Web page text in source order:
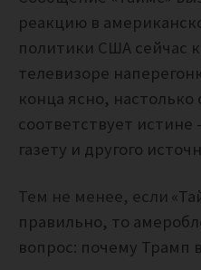
реакцию в
политики США сейчас
телевизоре
конца ясно,
соответствует истине
газету и другого
Тем не менее, если
правильно, то
вопрос: почему Трамп